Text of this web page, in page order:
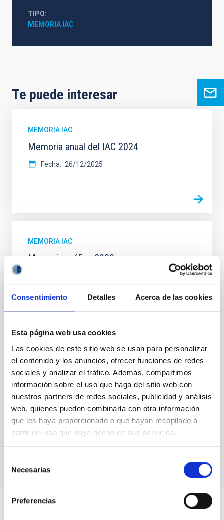
Consentimiento Detalles Acerca de las cookies
Esta página web usa cookies
Las cookies de este sitio web se usan para personalizar
el contenido y los anuncios, ofrecer funciones de redes
sociales y analizar el tráfico. Además, compartimos
información sobre el uso que haga del sitio web con
nuestros partners de redes sociales, publicidad y análisis
web, quienes pueden combinarla con otra información
que les haya proporcionado o que hayan recopilado a
partir del uso que haya hecho de sus servicios.
Necesarias
Preferencias
TIPO
MEMORIA IAC
Te puede interesar
MEMORIA IAC
Memoria anual del IAC 2024
Fecha 26/12/2025
MEMORIA IAC
Memoria gráfica 2023
MEMORIA IAC
Memoria extensa del IAC 2022
Memoria extensa del IAC 2022
Fecha 15/12/2023